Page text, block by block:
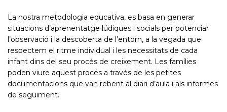
La nostra metodologia educativa, es basa en generar
situacions d’aprenentatge lúdiques i socials per potenciar
l’observació i la descoberta de l’entorn, a la vegada que
respectem el ritme individual i les necessitats de cada
infant dins del seu procés de creixement. Les famílies
poden viure aquest procés a través de les petites
documentacions que van rebent al diari d’aula i als informes
de seguiment.